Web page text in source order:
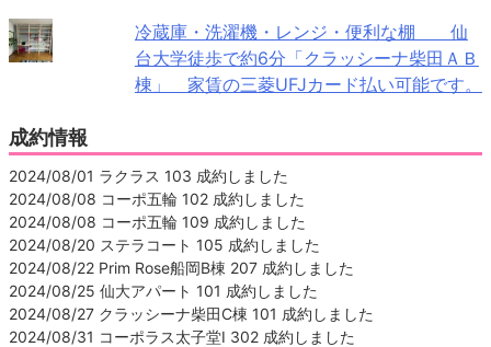
冷蔵庫・洗濯機・レンジ・便利な棚 仙
台大学徒歩で約6分「クラッシーナ柴田ＡＢ
棟」 家賃の三菱UFJカード払い可能です。
成約情報
2024/08/01 ラクラス 103 成約しました
2024/08/08 コーポ五輪 102 成約しました
2024/08/08 コーポ五輪 109 成約しました
2024/08/20 ステラコート 105 成約しました
2024/08/22 Prim Rose船岡B棟 207 成約しました
2024/08/25 仙大アパート 101 成約しました
2024/08/27 クラッシーナ柴田C棟 101 成約しました
2024/08/31 コーポラス太子堂Ⅰ 302 成約しました